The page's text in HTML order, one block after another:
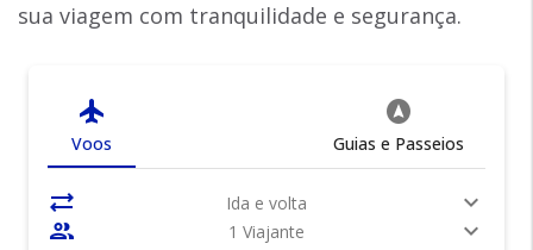
sua viagem com tranquilidade e segurança.
flight
Voos
assistant_navigation
Guias e Passeios
sync_alt Ida e volta
expand_more
people
1 Viajante expand_more